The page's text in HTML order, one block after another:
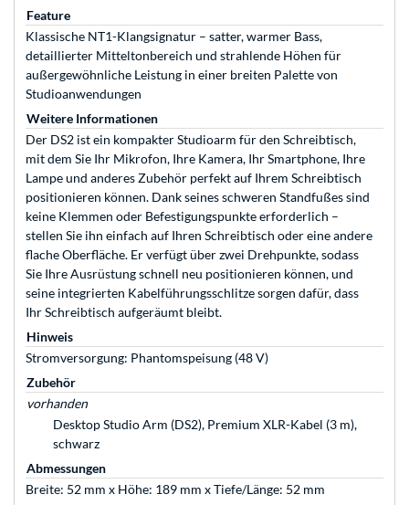
Feature
Klassische NT1-Klangsignatur – satter, warmer Bass,
detaillierter Mitteltonbereich und strahlende Höhen für
außergewöhnliche Leistung in einer breiten Palette von
Studioanwendungen
Weitere Informationen
Der DS2 ist ein kompakter Studioarm für den Schreibtisch,
mit dem Sie Ihr Mikrofon, Ihre Kamera, Ihr Smartphone, Ihre
Lampe und anderes Zubehör perfekt auf Ihrem Schreibtisch
positionieren können. Dank seines schweren Standfußes sind
keine Klemmen oder Befestigungspunkte erforderlich –
stellen Sie ihn einfach auf Ihren Schreibtisch oder eine andere
flache Oberfläche. Er verfügt über zwei Drehpunkte, sodass
Sie Ihre Ausrüstung schnell neu positionieren können, und
seine integrierten Kabelführungsschlitze sorgen dafür, dass
Ihr Schreibtisch aufgeräumt bleibt.
Hinweis
Stromversorgung: Phantomspeisung (48 V)
Zubehör
vorhanden
Desktop Studio Arm (DS2), Premium XLR-Kabel (3 m),
schwarz
Abmessungen
Breite: 52 mm x Höhe: 189 mm x Tiefe/Länge: 52 mm